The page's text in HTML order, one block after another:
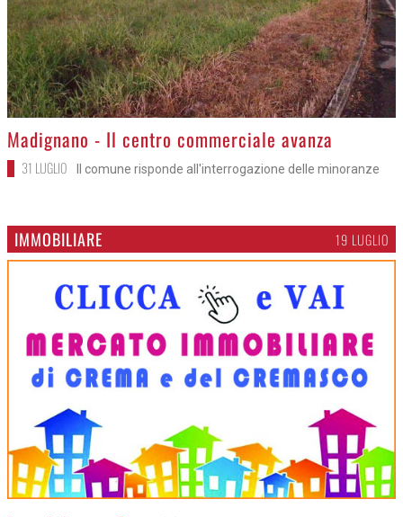
>Madignano - Il centro commerciale avanza
31 LUGLIO Il comune risponde all'interrogazione delle minoranze
IMMOBILIARE 19 LUGLIO